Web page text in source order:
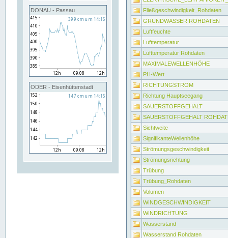
DONAU - Passau
ODER - Eisenhüttenstadt
Fließgeschwindigkeit_Rohdaten
GRUNDWASSER ROHDATEN
Luftfeuchte
Lufttemperatur
Lufttemperatur Rohdaten
MAXIMALEWELLENHÖHE
PH-Wert
RICHTUNGSTROM
Richtung Hauptseegang
SAUERSTOFFGEHALT
SAUERSTOFFGEHALT
Sichtweite
SignifikanteWellenhöhe
Strömungsgeschwindigkeit
Strömungsrichtung
Trübung
Trübung_Rohdaten
Volumen
WINDGESCHWINDIGKEIT
WINDRICHTUNG
Wasserstand
Wasserstand Rohdaten